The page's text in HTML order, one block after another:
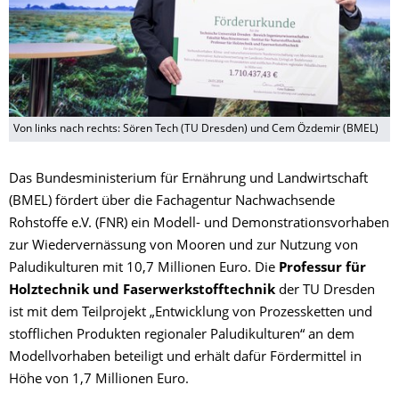
Von links nach rechts: Sören Tech (TU Dresden) und Cem Özdemir (BMEL)
Das Bundesministerium für Ernährung und Landwirtschaft
(BMEL) fördert über die Fachagentur Nachwachsende
Rohstoffe e.V. (FNR) ein Modell- und Demonstrationsvorhaben
zur Wiedervernässung von Mooren und zur Nutzung von
Paludikulturen mit 10,7 Millionen Euro. Die Professur für
Holztechnik und Faserwerkstofftechnik der TU Dresden
ist mit dem Teilprojekt „Entwicklung von Prozessketten und
stofflichen Produkten regionaler Paludikulturen“ an dem
Modellvorhaben beteiligt und erhält dafür Fördermittel in
Höhe von 1,7 Millionen Euro.